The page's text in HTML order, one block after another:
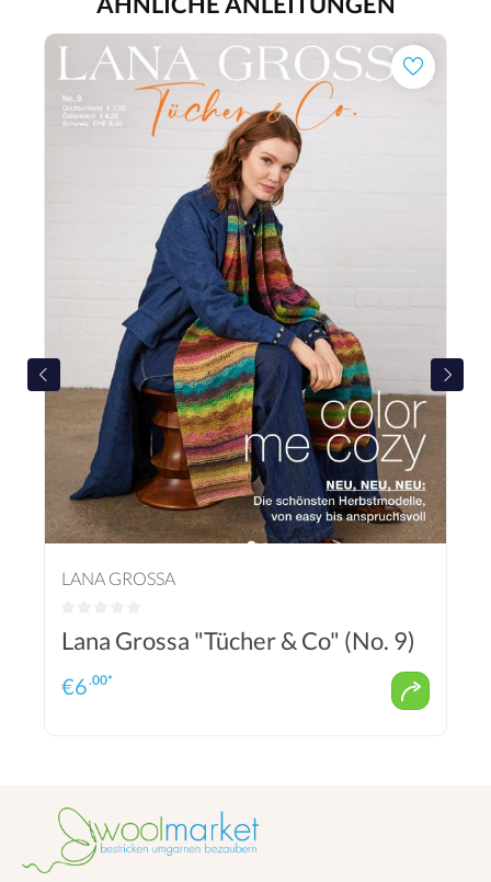
LANA GROSSA
Lana Grossa "Tücher & Co" (No. 9)
€6.00*